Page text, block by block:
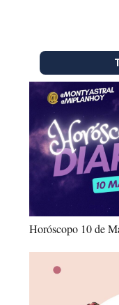
Horóscopo 10 de